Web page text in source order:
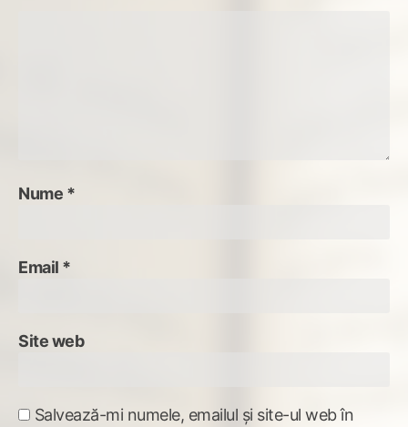
Nume *
Email *
Site web
Salvează-mi numele, emailul și site-ul web în